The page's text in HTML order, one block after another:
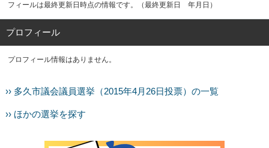
フィールは最終更新日時点の情報です。（最終更新日 年月日）
プロフィール
プロフィール情報はありません。
›› 多久市議会議員選挙（2015年4月26日投票）の一覧
›› ほかの選挙を探す